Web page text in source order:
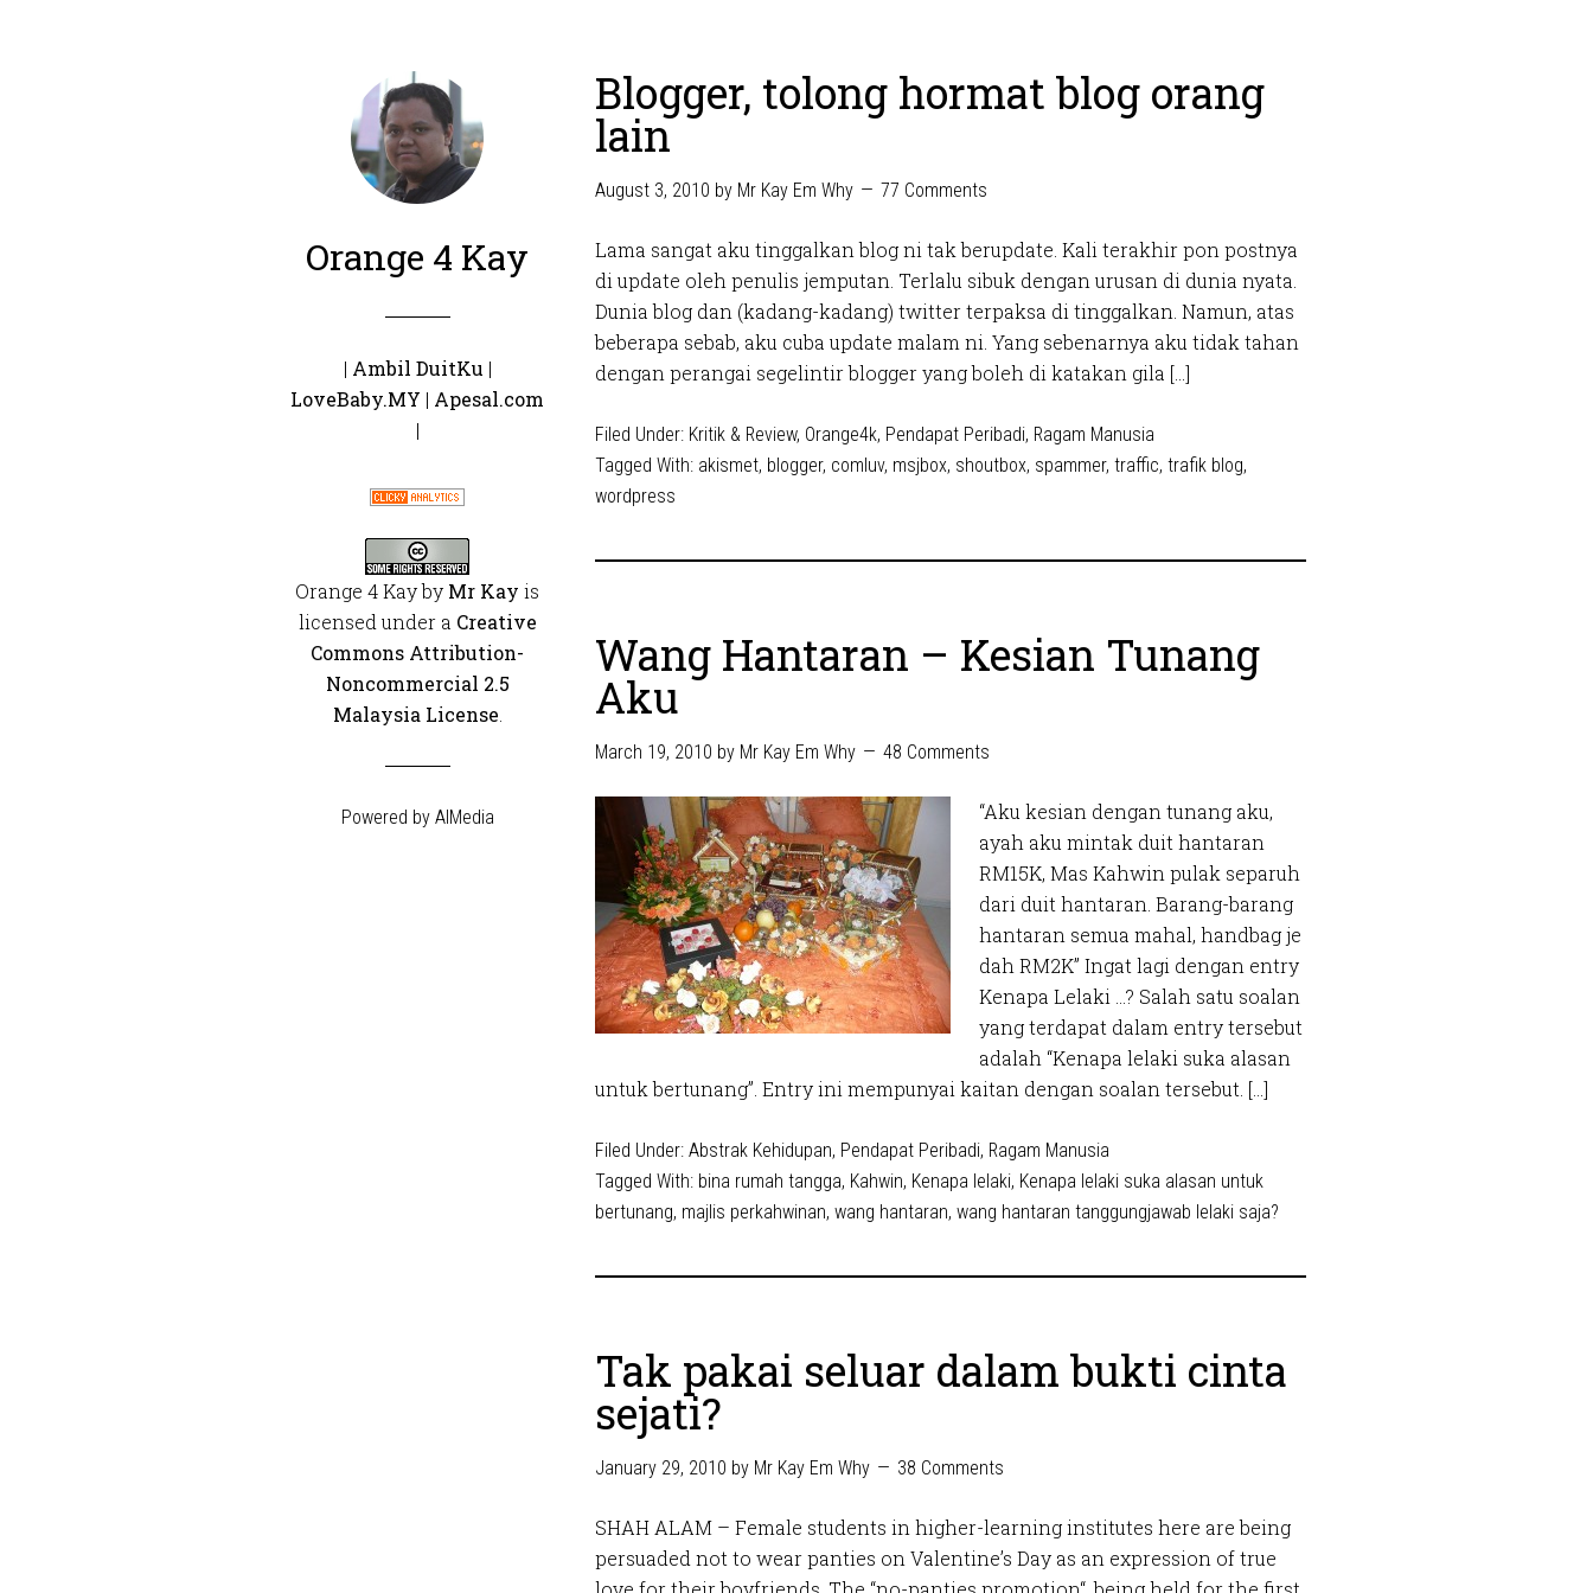
Orange 4 Kay
| Ambil DuitKu |
LoveBaby.MY | Apesal.com
|
Orange 4 Kayby Mr Kay is
licensed under a Creative
Commons Attribution-
Noncommercial 2.5
Malaysia License
Powered by AIMedia
Blogger, tolong hormat blog orang
lain
August 3, 2010 by Mr Kay Em Why 77 Comments
Lama sangat aku tinggalkan blog ni tak berupdate. Kali terakhir pon postnya
di update oleh penulis jemputan. Terlalu sibuk dengan urusan di dunia nyata.
Dunia blog dan (kadang-kadang) twitter terpaksa di tinggalkan. Namun, atas
beberapa sebab, aku cuba update malam ni. Yang sebenarnya aku tidak tahan
dengan perangai segelintir blogger yang boleh di katakan gila […]
Filed Under: Kritik & Review, Orange4k, Pendapat Peribadi, Ragam Manusia
Tagged With: akismet, blogger, comluv, msjbox, shoutbox, spammer, traffic, trafik blog,
wordpress
Wang Hantaran – Kesian Tunang
Aku
March 19, 2010 by Mr Kay Em Why 48 Comments
“Aku kesian dengan tunang aku,
ayah aku mintak duit hantaran
RM15K, Mas Kahwin pulak separuh
dari duit hantaran. Barang-barang
hantaran semua mahal, handbag je
dah RM2K” Ingat lagi dengan entry
Kenapa Lelaki …? Salah satu soalan
yang terdapat dalam entry tersebut
adalah “Kenapa lelaki suka alasan
untuk bertunang”. Entry ini mempunyai kaitan dengan soalan tersebut. […]
Filed Under: Abstrak Kehidupan, Pendapat Peribadi, Ragam Manusia
Tagged With: bina rumah tangga, Kahwin, Kenapa lelaki, Kenapa lelaki suka alasan untuk
bertunang, majlis perkahwinan, wang hantaran, wang hantaran tanggungjawab lelaki saja?
Tak pakai seluar dalam bukti cinta
sejati?
January 29, 2010 by Mr Kay Em Why 38 Comments
SHAH ALAM – Female students in higher-learning institutes here are being
persuaded not to wear panties on Valentine’s Day as an expression of true